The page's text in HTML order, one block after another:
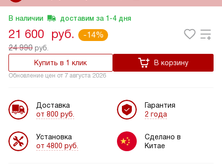
В наличии доставим за 1-4 дня
21 600 руб.
-14%
24 990 руб.
Купить в 1 клик
В корзину
Обновление цен от 7 августа 2026
Доставка
от 800 руб.
Установка
от 4800 руб.
Гарантия
2 года
Сделано в
Китае